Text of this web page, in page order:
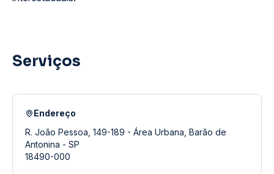
Serviços
Endereço
R. João Pessoa, 149-189 - Área Urbana, Barão de
Antonina - SP
18490-000